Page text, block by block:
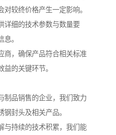
较终价格产生一定影响。
详细的技术参数与数量要
。
商，确保产品符合相关标准
的关键环节。
制品销售的企业，我们致力
封头及相关产品。
与持续的技术积累，我们能